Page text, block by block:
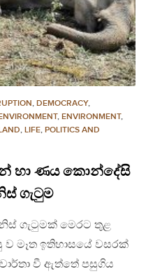
, DEMOCRACY,
, ENVIRONMENT,
, LIFE, POLITICS AND
හා ණය කොන්දේසි
ගැටුම
ගැටුමක් මෙරට තුළ
මෑත ඉතිහාසයේ වසරක්
වී ඇත්තේ පසුගිය